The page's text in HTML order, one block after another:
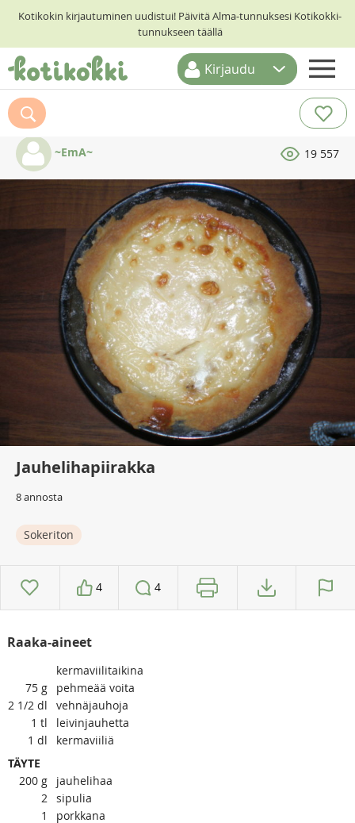
Kotikokin kirjautuminen uudistui! Päivitä Alma-tunnuksesi Kotikokki-
tunnukseen täällä
ETUSIVU
RESEPTIHAKU
RUOKATEEMAT
Kirjaudu
~EmA~ 19 557
Jauhelihapiirakka
8 annosta
Sokeriton
4 4
Raaka-aineet
kermaviilitaikina
75 g
pehmeää voita
2 1/2 dl
vehnäjauhoja
1 tl
leivinjauhetta
1 dl
kermaviiliä
TÄYTE
200 g
jauhelihaa
2 sipulia
1
porkkana